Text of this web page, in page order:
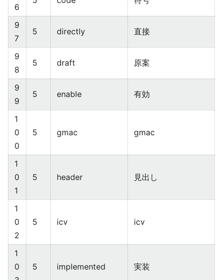
6
9
7
5 directly 直接
9
8
5 draft 原案
9
9
5 enable 有効
1
0
0
5 gmac gmac
1
0
1
5 header 見出し
1
0
2
5 icv icv
1
0
5 implemented 実装